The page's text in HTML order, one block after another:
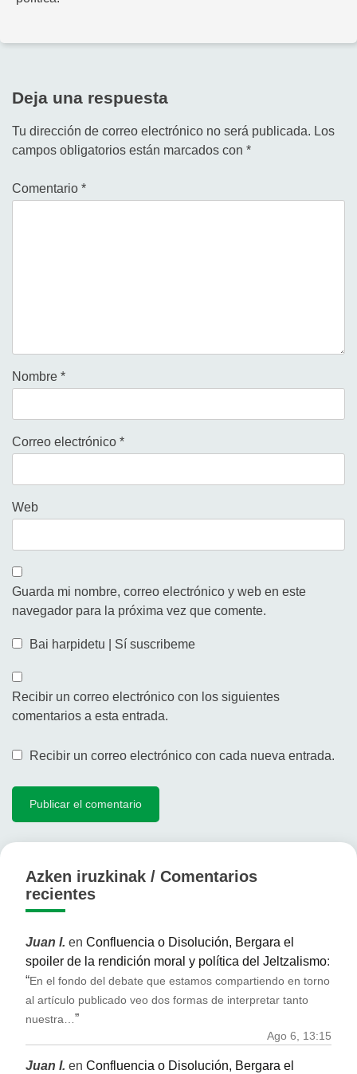
Deja una respuesta
Tu dirección de correo electrónico no será publicada. Los
campos obligatorios están marcados con *
Comentario *
Nombre *
Correo electrónico *
Web
Guarda mi nombre, correo electrónico y web en este
navegador para la próxima vez que comente.
Bai harpidetu | Sí suscribeme
Recibir un correo electrónico con los siguientes
comentarios a esta entrada.
Recibir un correo electrónico con cada nueva entrada.
Azken iruzkinak / Comentarios
recientes
Juan I. en Confluencia o Disolución, Bergara el
spoiler de la rendición moral y política del Jeltzalismo:
“En el fondo del debate que estamos compartiendo en torno
al artículo publicado veo dos formas de interpretar tanto
nuestra…”
Ago 6, 13:15
Juan I. en Confluencia o Disolución, Bergara el